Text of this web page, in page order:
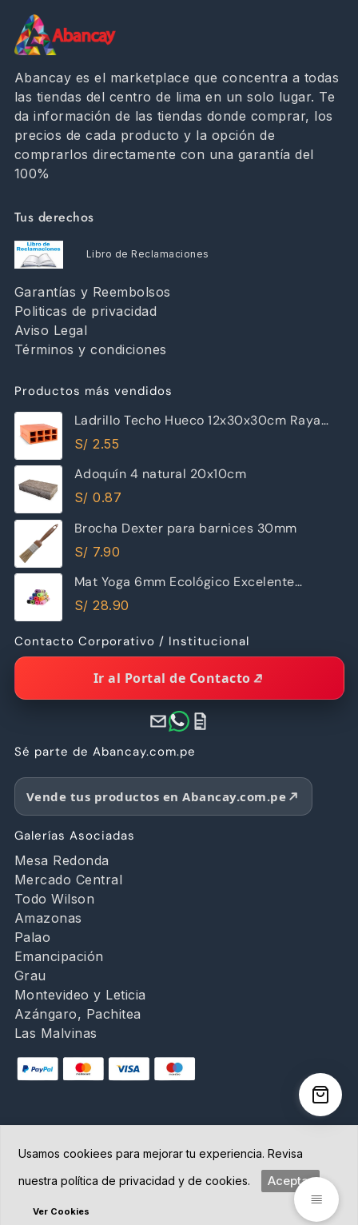
Abancay es el marketplace que concentra a todas
las tiendas del centro de lima en un solo lugar. Te
da información de las tiendas donde comprar, los
precios de cada producto y la opción de
comprarlos directamente con una garantía del
100%
Tus derechos
Libro de Reclamaciones
Garantías y Reembolsos
Politicas de privacidad
Aviso Legal
Términos y condiciones
Productos más vendidos
Ladrillo Techo Hueco 12x30x30cm Raya
Piramide
S/ 2.55
Adoquín 4 natural 20x10cm
S/ 0.87
Brocha Dexter para barnices 30mm
S/ 7.90
Mat Yoga 6mm Ecológico Excelente
Calidad
S/ 28.90
Contacto Corporativo / Institucional
Ir al Portal de Contacto
Sé parte de Abancay.com.pe
Vende tus productos en Abancay.com.pe
Galerías Asociadas
Mesa Redonda
Mercado Central
Todo Wilson
Amazonas
Palao
Emancipación
Grau
Montevideo y Leticia
Azángaro, Pachitea
Las Malvinas
Copyright © 2026 Abancay | Administrado por
Grupo Abancay S.A.C. | Plataforma diseñada por
Usamos cookiees para mejorar tu experiencia. Revisa
nuestra política de privacidad y de cookies.
Aceptar
Ver Cookies